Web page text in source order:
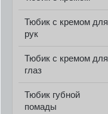
Тюбик с кремом для
рук
Тюбик с кремом для
глаз
Тюбик губной
помады